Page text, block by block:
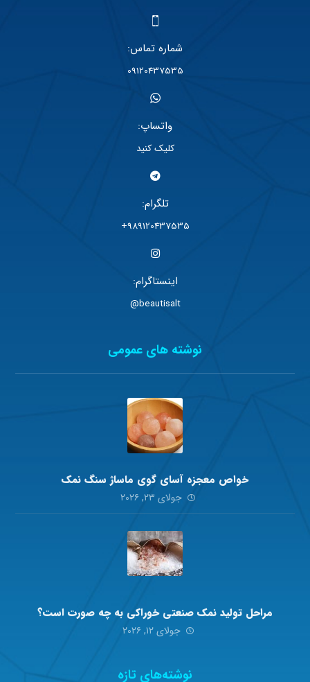
شماره تماس:
09120437535
واتساپ:
کلیک کنید
تلگرام:
989120437535+
اینستاگرام:
beautisalt@
نوشته های عمومی
خواص معجزه آسای گوی ماساژ سنگ نمک
جولای ۲۳, ۲۰۲۶
مراحل تولید نمک صنعتی خوراکی به چه صورت است؟
جولای ۱۲, ۲۰۲۶
نوشته‌های تازه